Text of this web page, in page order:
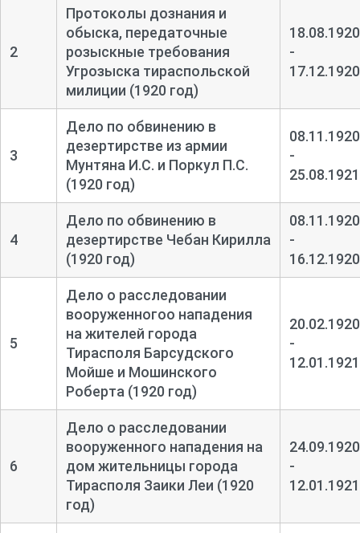
2
Протоколы дознания и
обыска, передаточные
розыскные требования
Угрозыска тираспольской
милиции (1920 год)
18.08.1920
-
17.12.1920
3
Дело по обвинению в
дезертирстве из армии
Мунтяна И.С. и Поркул П.С.
(1920 год)
08.11.1920
-
25.08.1921
4
Дело по обвинению в
дезертирстве Чебан Кирилла
(1920 год)
08.11.1920
-
16.12.1920
5
Дело о расследовании
вооруженногоо нападения
на жителей города
Тирасполя Барсудского
Мойше и Мошинского
Роберта (1920 год)
20.02.1920
-
12.01.1921
6
Дело о расследовании
вооруженного нападения на
дом жительницы города
Тирасполя Заики Леи (1920
год)
24.09.1920
-
12.01.1921